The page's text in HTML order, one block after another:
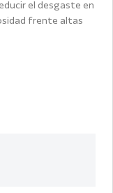
el desgaste en
frente altas